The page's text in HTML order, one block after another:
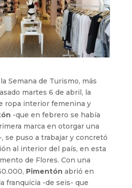
Semana de Turismo, más
martes 6 de abril, la
ropa interior femenina y
-que en febrero se había
marca en otorgar una
se puso a trabajar y concretó
al interior del país, en esta
de Flores. Con una
Pimentón abrió en
franquicia -de seis- que